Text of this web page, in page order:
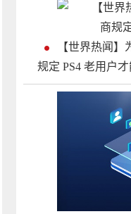
【世界热闻
规定 PS4 老用户才